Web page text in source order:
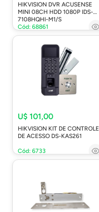
HIKVISION DVR ACUSENSE
MINI 08CH HDD 1080P IDS-
7108HQHI-M1/S
Cód: 68861
U$ 101,00
HIKVISION KIT DE CONTROLE
DE ACESSO DS-KAS261
Cód: 6733